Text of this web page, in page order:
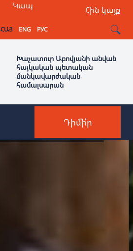
Հին կայք
Կապ
ՀԱՅ ENG РУС
Խաչատուր Աբովյանի անվան
հայկական պետական
մանկավարժական
համալսարան
Դիմի՛ր